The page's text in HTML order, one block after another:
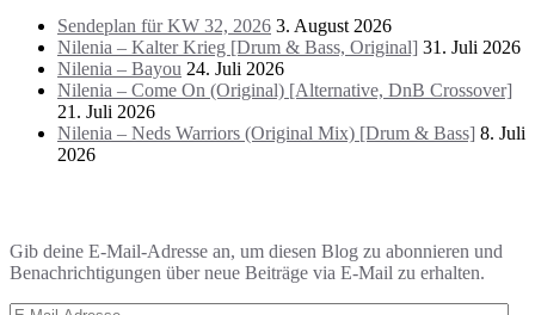
Sendeplan für KW 32, 2026 3. August 2026
Nilenia – Kalter Krieg [Drum & Bass, Original] 31. Juli 2026
Nilenia – Bayou 24. Juli 2026
Nilenia – Come On (Original) [Alternative, DnB Crossover]
21. Juli 2026
Nilenia – Neds Warriors (Original Mix) [Drum & Bass] 8. Juli
2026
Gib deine E-Mail-Adresse an, um diesen Blog zu abonnieren und
Benachrichtigungen über neue Beiträge via E-Mail zu erhalten.